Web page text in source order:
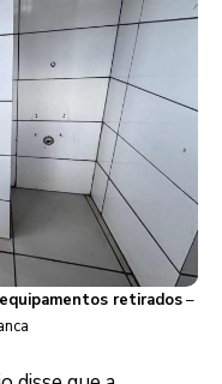
retirados–